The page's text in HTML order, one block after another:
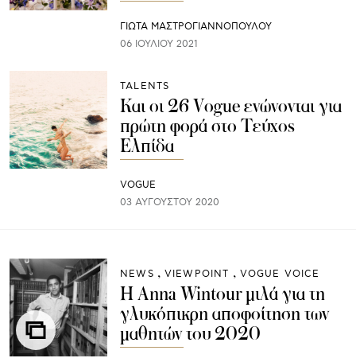
ΓΙΩΤΑ ΜΑΣΤΡΟΓΙΑΝΝΟΠΟΥΛΟΥ
06 ΙΟΥΛΊΟΥ 2021
TALENTS
Και οι 26 Vogue ενώνονται για
πρώτη φορά στο Τεύχος
Ελπίδα
VOGUE
03 ΑΥΓΟΎΣΤΟΥ 2020
NEWS VIEWPOINT VOGUE VOICE
Η Anna Wintour μιλά για τη
γλυκόπικρη αποφοίτηση των
μαθητών του 2020